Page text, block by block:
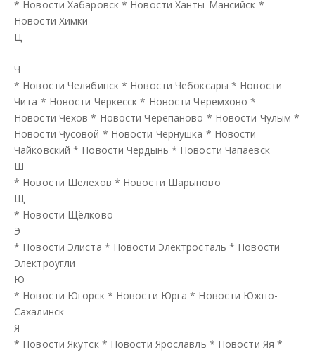
* Новости Хабаровск* Новости Ханты-Мансийск *
Новости Химки
Ц
Ч
* Новости Челябинск* Новости Чебоксары * Новости
Чита * Новости Черкесск * Новости Черемхово *
Новости Чехов * Новости Черепаново * Новости Чулым *
Новости Чусовой * Новости Чернушка * Новости
Чайковский * Новости Чердынь * Новости Чапаевск
Ш
* Новости Шелехов * Новости Шарыпово
Щ
* Новости Щёлково
Э
* Новости Элиста * Новости Электросталь * Новости
Электроугли
Ю
* Новости Югорск* Новости Юрга * Новости Южно-
Сахалинск
Я
* Новости Якутск* Новости Ярославль * Новости Яя *